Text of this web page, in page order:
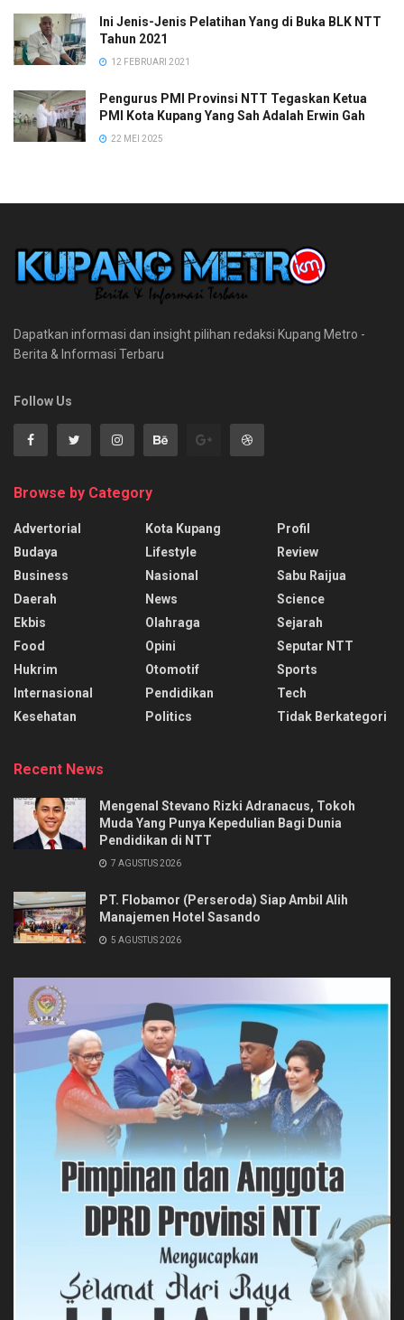
Ini Jenis-Jenis Pelatihan Yang di Buka BLK NTT
Tahun 2021
12 FEBRUARI 2021
Pengurus PMI Provinsi NTT Tegaskan Ketua
PMI Kota Kupang Yang Sah Adalah Erwin Gah
22 MEI 2025
Dapatkan informasi dan insight pilihan redaksi Kupang Metro -
Berita & Informasi Terbaru
Follow Us
Browse by Category
Advertorial
Budaya
Business
Daerah
Ekbis
Food
Hukrim
Internasional
Kesehatan
Kota Kupang
Lifestyle
Nasional
News
Olahraga
Opini
Otomotif
Pendidikan
Politics
Profil
Review
Sabu Raijua
Science
Sejarah
Seputar NTT
Sports
Tech
Tidak Berkategori
Recent News
Mengenal Stevano Rizki Adranacus, Tokoh
Muda Yang Punya Kepedulian Bagi Dunia
Pendidikan di NTT
7 AGUSTUS 2026
PT. Flobamor (Perseroda) Siap Ambil Alih
Manajemen Hotel Sasando
5 AGUSTUS 2026